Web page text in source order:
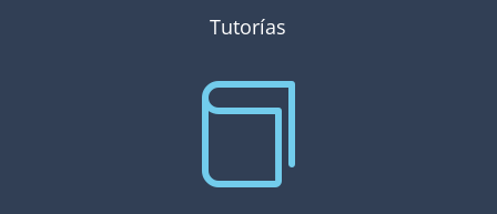
Tutorías
